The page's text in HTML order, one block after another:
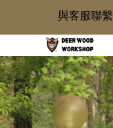
家具
與客服聯繫